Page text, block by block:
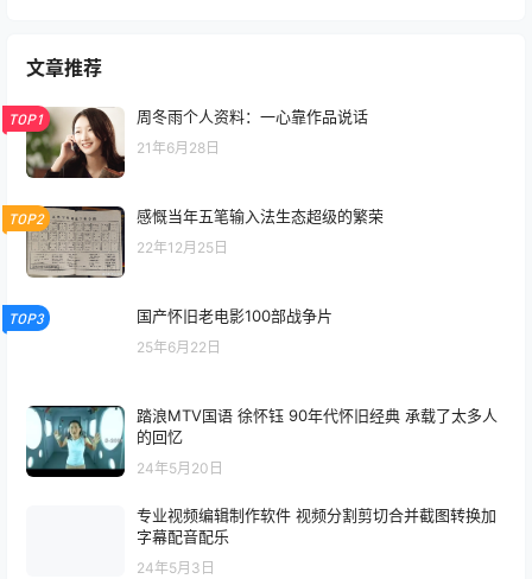
文章推荐
TOP1 周冬雨个人资料：一心靠作品说话
21年6月28日
TOP2 感慨当年五笔输入法生态超级的繁荣
22年12月25日
TOP3 国产怀旧老电影100部战争片
25年6月22日
踏浪MTV国语 徐怀钰 90年代怀旧经典 承载了太多人
的回忆
24年5月20日
专业视频编辑制作软件 视频分割剪切合并截图转换加
字幕配音配乐
24年5月3日